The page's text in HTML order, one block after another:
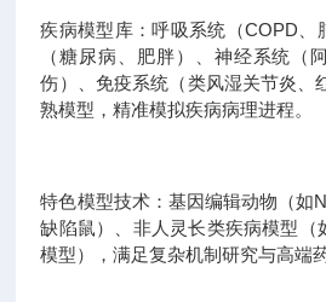
疾病模型库：呼吸系统（COPD、
（糖尿病、肥胖）、神经系统（
伤）、免疫系统（类风湿关节炎、
熟模型，精准模拟疾病病理进程。
特色模型技术：基因编辑动物（如
缺陷鼠）、非人灵长类疾病模型（
模型），满足复杂机制研究与高端